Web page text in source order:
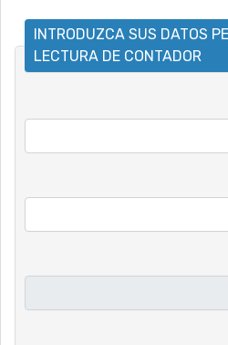
INTRODUZCA SUS DATOS
LECTURA DE CONTADOR